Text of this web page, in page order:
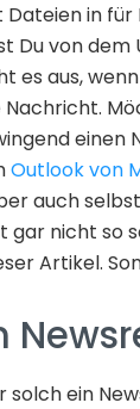
Dateien in
Du von
es aus,
einen
Outlook von
auch
gar nicht so
Artikel.
solch ein